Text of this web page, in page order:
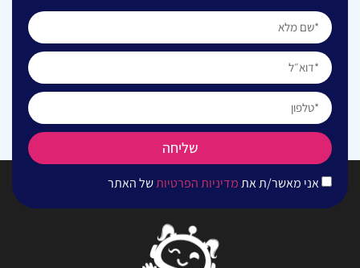
אני מאשר/ת אתמדיניות הפרטיותשל האתר
שליחה